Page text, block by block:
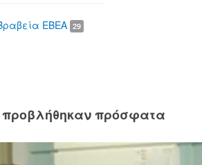
ΕΒΕΑ 29
προβλήθηκαν πρόσφατα